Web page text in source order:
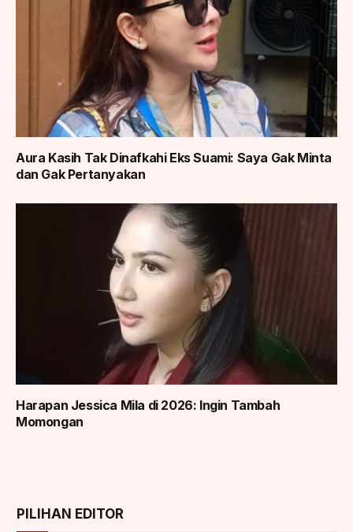
Aura Kasih Tak Dinafkahi Eks Suami: Saya Gak Minta
dan Gak Pertanyakan
Harapan Jessica Mila di 2026: Ingin Tambah
Momongan
PILIHAN EDITOR